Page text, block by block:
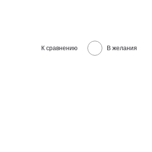
К сравнению В желания